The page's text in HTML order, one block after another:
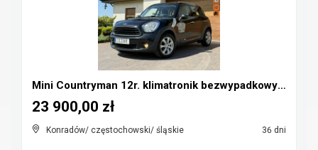
Mini Countryman 12r. klimatronik bezwypadkowy Cz-w...
Konradów/ częstochowski/ śląskie 36 dni
23 900,00 zł